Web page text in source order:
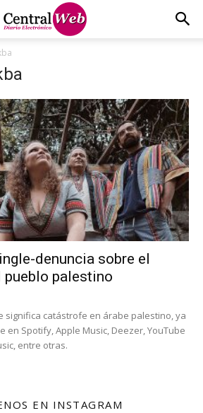
denuncia sobre el
palestino
significa catástrofe en árabe palestino, ya
en Spotify, Apple Music, Deezer, YouTube
entre otras.
EN INSTAGRAM